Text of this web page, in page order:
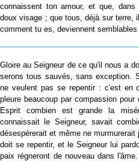
connaissent ton amour, et que,
doux visage ; que tous, déjà sur
comment tu es, deviennent semblables
Gloire au Seigneur de ce qu'il nous a
serons tous sauvés, sans exception.
ne veulent pas se repentir : c'est en
pleure beaucoup par compassion
Esprit combien est grande la
connaissait le Seigneur, savait
désespérerait et même ne
doit se repentir, et le Seigneur lui
paix régneront de nouveau dans